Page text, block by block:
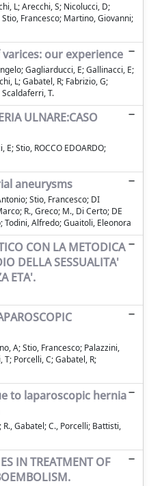
L; Arecchi, S; Nicolucci, D;
Francesco; Martino, Giovanni;
our experience
Gagliarducci, E; Gallinacci, E;
L; Gabatel, R; Fabrizio, G;
Scaldaferri, T.
ULNARE:CASO
Stio, ROCCO EDOARDO;
aneurysms
Stio, Francesco; DI
R., Greco; M., Di Certo; DE
Todini, Alfredo; Guaitoli, Eleonora
CON LA METODICA
DELLA SESSUALITA'
ETA'.
A; Stio, Francesco; Palazzini,
Porcelli, C; Gabatel, R;
to laparoscopic hernia
Gabatel; C., Porcelli; Battisti,
IN TREATMENT OF